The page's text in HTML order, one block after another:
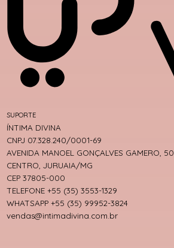
SUPORTE
ÍNTIMA DIVINA
CNPJ 07.328.240/0001-69
AVENIDA MANOEL GONÇALVES GAMERO, 50
CENTRO, JURUAIA/MG
CEP 37805-000
TELEFONE +55 (35) 3553-1329
WHATSAPP +55 (35) 99952-3824
vendas@intimadivina.com.br